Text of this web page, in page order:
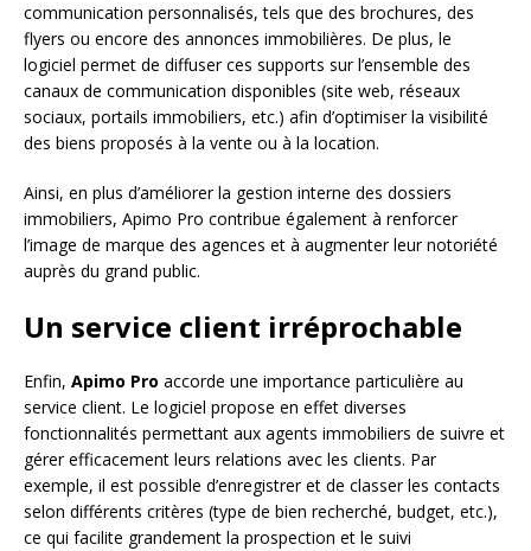
communication personnalisés, tels que des brochures, des
flyers ou encore des annonces immobilières. De plus, le
logiciel permet de diffuser ces supports sur l’ensemble des
canaux de communication disponibles (site web, réseaux
sociaux, portails immobiliers, etc.) afin d’optimiser la visibilité
des biens proposés à la vente ou à la location.
Ainsi, en plus d’améliorer la gestion interne des dossiers
immobiliers, Apimo Pro contribue également à renforcer
l’image de marque des agences et à augmenter leur notoriété
auprès du grand public.
Un service client irréprochable
Enfin, Apimo Pro accorde une importance particulière au
service client. Le logiciel propose en effet diverses
fonctionnalités permettant aux agents immobiliers de suivre et
gérer efficacement leurs relations avec les clients. Par
exemple, il est possible d’enregistrer et de classer les contacts
selon différents critères (type de bien recherché, budget, etc.),
ce qui facilite grandement la prospection et le suivi